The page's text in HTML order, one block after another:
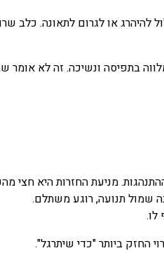
או לגרום לתאונה. כלב
בתפיסה ונשיכה. זה לא אומר
מניעת החזרות היא חצי
שמול תנועה, רוגע משתלם.
לו.
החזק ביותר "כדי שיתרגל".